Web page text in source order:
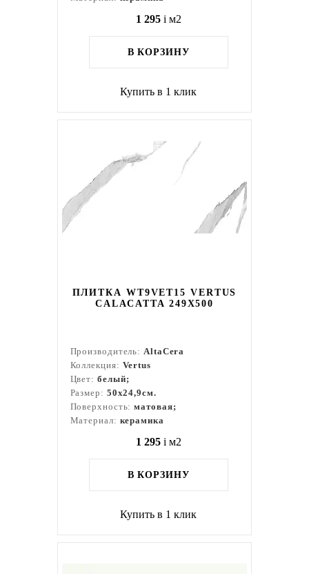
1 295 i м2
В КОРЗИНУ
Купить в 1 клик
ПЛИТКА WT9VET15 VERTUS
CALACATTA 249X500
Производитель:AltaCera
Коллекция: Vertus
Цвет: белый;
Размер: 50x24,9см.
Поверхность:матовая;
Материал: керамика
1 295 i м2
В КОРЗИНУ
Купить в 1 клик